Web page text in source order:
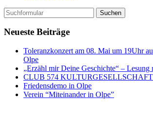
Neueste Beiträge
Toleranzkonzert am 08. Mai um 19Uhr
Olpe
„Erzähl mir Deine Geschichte“ –
CLUB 574
Friedensdemo in Olpe
Verein “Miteinander in Olpe”